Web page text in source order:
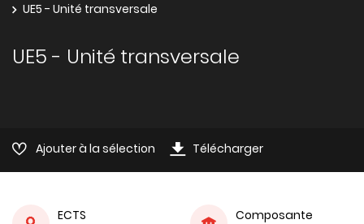
UE5 - Unité transversale
UE5 - Unité transversale
Ajouter à la sélection Télécharger
ECTS
Composante